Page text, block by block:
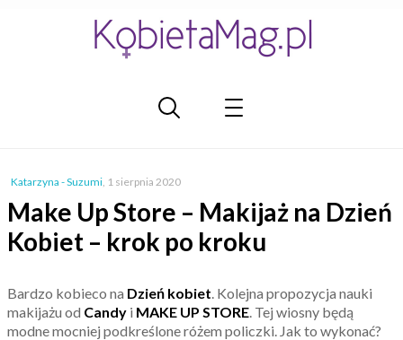
Katarzyna - Suzumi, 1 sierpnia 2020
Make Up Store – Makijaż na Dzień
Kobiet – krok po kroku
Bardzo kobieco na Dzień kobiet. Kolejna propozycja nauki
makijażu od Candy i MAKE UP STORE. Tej wiosny będą
modne mocniej podkreślone różem policzki. Jak to wykonać?